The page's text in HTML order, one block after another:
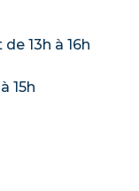
13h à 16h
15h